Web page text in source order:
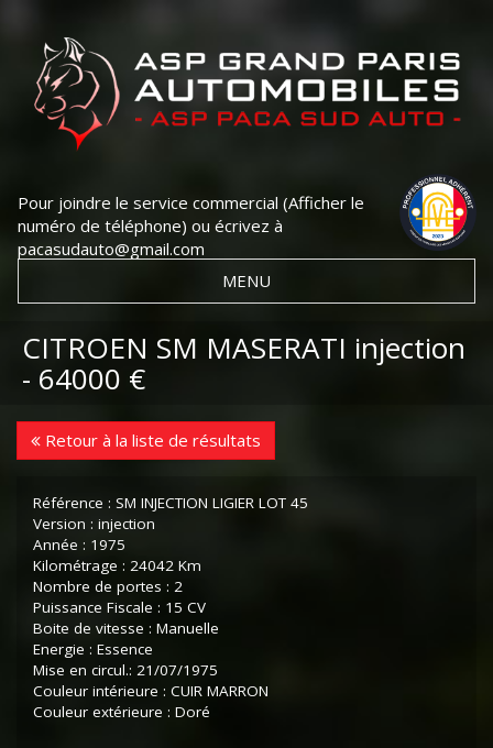
Pour joindre le service commercial (Afficher le
numéro de téléphone) ou écrivez à
pacasudauto@gmail.com
MENU
CITROEN SM MASERATI injection
- 64000 €
Retour à la liste de résultats
Référence : SM INJECTION LIGIER LOT 45
Version : injection
Année : 1975
Kilométrage : 24042 Km
Nombre de portes : 2
Puissance Fiscale : 15 CV
Boite de vitesse : Manuelle
Energie : Essence
Mise en circul.: 21/07/1975
Couleur intérieure : CUIR MARRON
Couleur extérieure : Doré